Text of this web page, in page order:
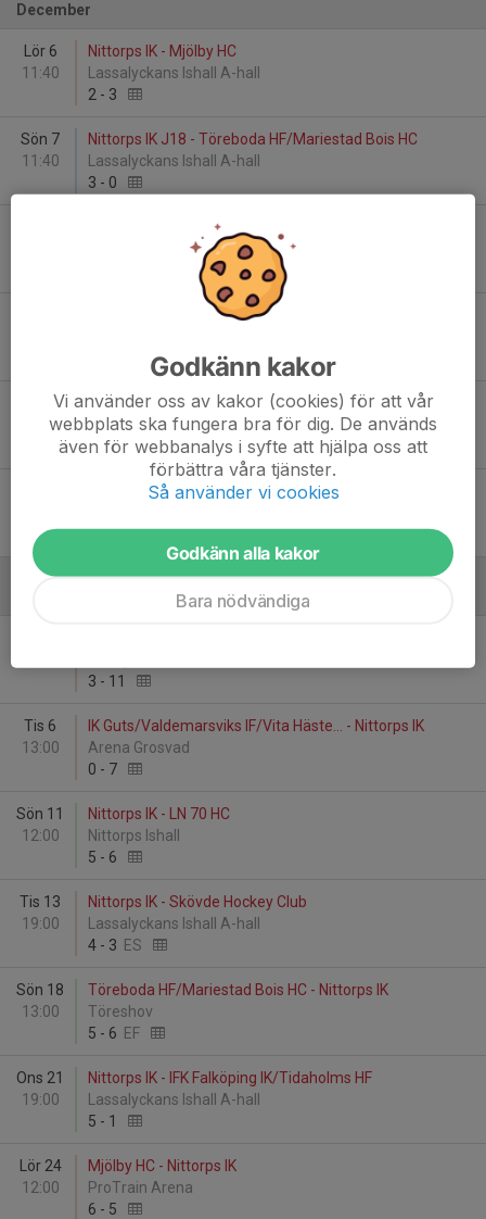
December
Lör 6
11:40
Nittorps IK - Mjölby HC
Lassalyckans Ishall A-hall
2 - 3
Sön 7
11:40
Nittorps IK J18 - Töreboda HF/Mariestad Bois HC
Lassalyckans Ishall A-hall
3 - 0
Nittorps IK - IK Guts/Valdemarsviks IF/Vita Häste...
Skövde Hockey Club - Nittorps IK J18
Tis 16
19:00
Nittorps IK - Tranås AIF
Lassalyckans Ishall A-hall
1 -7
HC Dalen - Nittorps IK
6-2
3 - 11
Tis 6
13:00
IK Guts/Valdemarsviks IF/Vita Häste... - Nittorps IK
Arena Grosvad
0 - 7
Sön 11
12:00
Nittorps IK - LN 70 HC
Nittorps Ishall
5 - 6
Tis 13
19:00
Nittorps IK - Skövde Hockey Club
Lassalyckans Ishall A-hall
4 - 3 ES
Sön 18
13:00
Töreboda HF/Mariestad Bois HC - Nittorps IK
Töreshov
5 - 6 EF
Ons 21
19:00
Nittorps IK - IFK Falköping IK/Tidaholms HF
Lassalyckans Ishall A-hall
5 - 1
Lör 24
12:00
Mjölby HC - Nittorps IK
ProTrain Arena
6 - 5
Godkänn kakor
Vi använder oss av kakor (cookies) för att vår
webbplats ska fungera bra för dig. De används
även för webbanalys i syfte att hjälpa oss att
förbättra våra tjänster.
Så använder vi cookies
Godkänn alla kakor
Bara nödvändiga